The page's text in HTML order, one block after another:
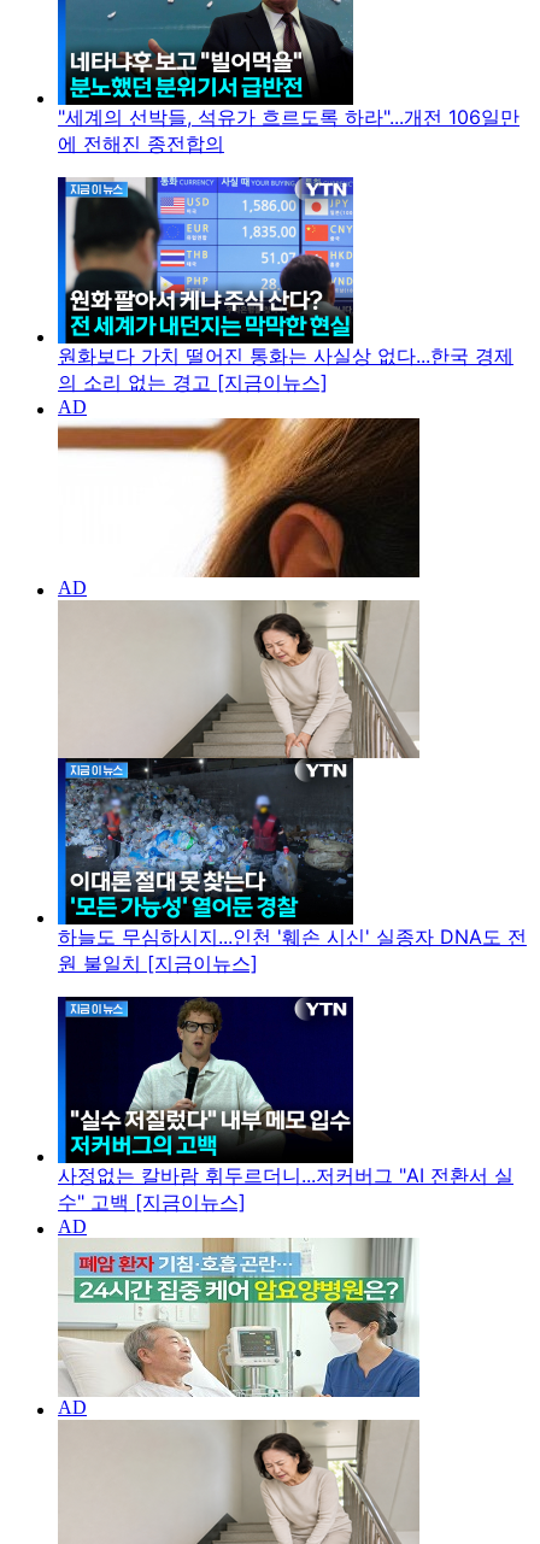
"세계의 선박들, 석유가 흐르도록 하라"...개전 106일만
에 전해진 종전합의
원화보다 가치 떨어진 통화는 사실상 없다...한국 경제
의 소리 없는 경고 [지금이뉴스]
하늘도 무심하시지...인천 '훼손 시신' 실종자 DNA도 전
원 불일치 [지금이뉴스]
사정없는 칼바람 휘두르더니...저커버그 "AI 전환서 실
수" 고백 [지금이뉴스]